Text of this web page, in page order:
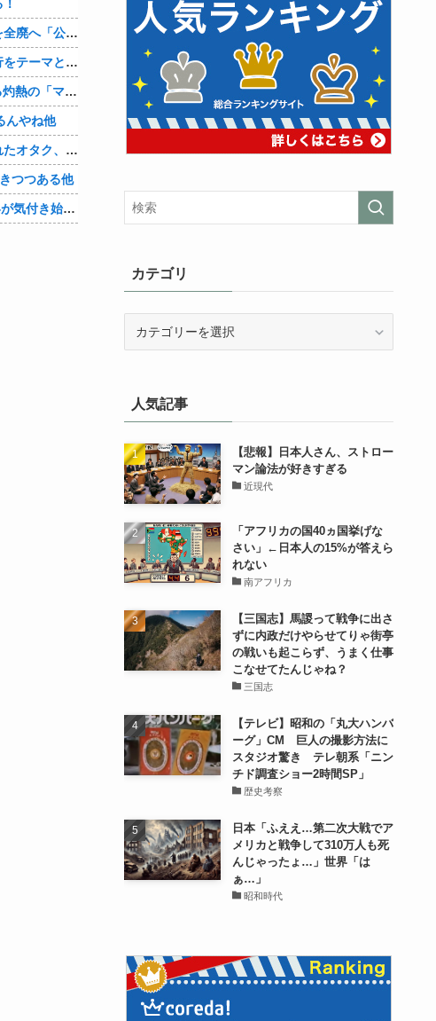
兵庫斎藤知事、県の海外事務所を全廃へ「公務員が海外で遊ぶためにあるだけ」
【シンデレラガールズ】百鬼夜行をテーマとしたPOP UP SHOPが東京・大阪にて開催
【朗報】Amazon、汗が飛び散る灼熱の「マンガ毎週末セール（50%還元）」を開催！他
んやね他
【悲報】身元不明で病院に運ばれたオタク、待ち受けから「ラブライブ」と呼ばれるｗｗｗｗ他
つつある他
「Linuxで十分じゃね…？」世界が気付き始める他
カテゴリ
人気記事
【悲報】日本人さん、ストロー
マン論法が好きすぎる
近現代
「アフリカの国40ヵ国挙げな
さい」←日本人の15%が答えら
れない
南アフリカ
【三国志】馬謖って戦争に出さ
ずに内政だけやらせてりゃ街亭
の戦いも起こらず、うまく仕事
こなせてたんじゃね？
三国志
【テレビ】昭和の「丸大ハンバ
ーグ」CM 巨人の撮影方法に
スタジオ驚き テレ朝系「ニン
チド調査ショー2時間SP」
歴史考察
日本「ふええ…第二次大戦でア
メリカと戦争して310万人も死
んじゃったょ…」世界「は
ぁ…」
昭和時代